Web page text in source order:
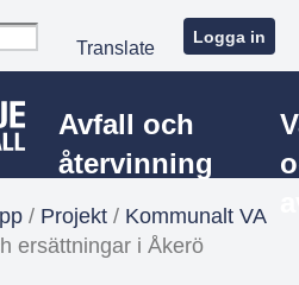
Translate
Logga in
Avfall och
återvinning
/ Projekt / Kommunalt VA
ersättningar i Åkerö